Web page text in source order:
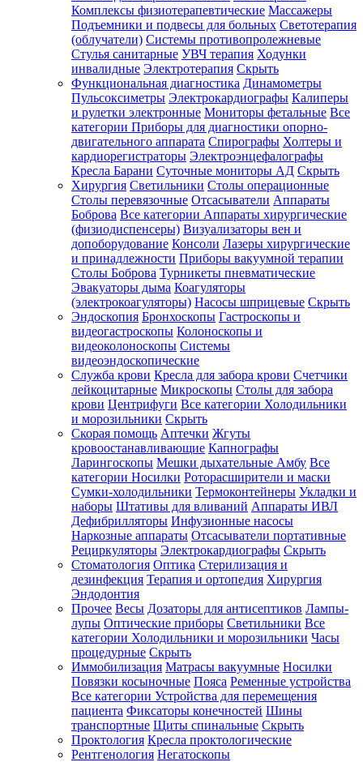
Комплексы физиотерапевтические Массажеры
Подъемники и подвесы для больных Светотерапия
(облучатели) Системы противопролежневые
Стулья санитарные УВЧ терапия Ходунки
инвалидные Электротерапия Скрыть
Функциональная диагностика Динамометры
Пульсоксиметры Электрокардиографы Калиперы
и рулетки электронные Мониторы фетальные Все
категории Приборы для диагностики опорно-
двигательного аппарата Спирографы Холтеры и
кардиорегистраторы Электроэнцефалографы
Кресла Барани Суточные мониторы АД Скрыть
Хирургия Светильники Столы операционные
Столы перевязочные Отсасыватели Аппараты
Боброва Все категории Аппараты хирургические
(физиодиспенсеры) Визуализаторы вен и
допоборудование Консоли Лазеры хирургические
и принадлежности Приборы вакуумной терапии
Столы Боброва Турникеты пневматические
Эвакуаторы дыма Коагуляторы
(электрокоагуляторы) Насосы шприцевые Скрыть
Эндоскопия Бронхоскопы Гастроскопы и
видеогастроскопы Колоноскопы и
видеоколоноскопы Системы
видеоэндоскопические
Служба крови Кресла для забора крови Счетчики
лейкоцитарные Микроскопы Столы для забора
крови Центрифуги Все категории Холодильники
и морозильники Скрыть
Скорая помощь Аптечки Жгуты
кровоостанавливающие Капнографы
Ларингоскопы Мешки дыхательные Амбу Все
категории Носилки Роторасширители и маски
Сумки-холодильники Термоконтейнеры Укладки и
наборы Штативы для вливаний Аппараты ИВЛ
Дефибрилляторы Инфузионные насосы
Наркозные аппараты Отсасыватели портативные
Рециркуляторы Электрокардиографы Скрыть
Стоматология Оптика Стерилизация и
дезинфекция Терапия и ортопедия Хирургия
Эндодонтия
Прочее Весы Дозаторы для антисептиков Лампы-
лупы Оптические приборы Светильники Все
категории Холодильники и морозильники Часы
процедурные Скрыть
Иммобилизация Матрасы вакуумные Носилки
Повязки косыночные Пояса Ременные устройства
Все категории Устройства для перемещения
пациента Фиксаторы конечностей Шины
транспортные Щиты спинальные Скрыть
Проктология Кресла проктологические
Рентгенология Негатоскопы